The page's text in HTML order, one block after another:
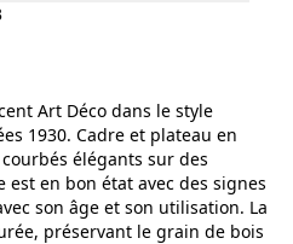
Art Déco dans le style
1930. Cadre et plateau en
élégants sur des
est en bon état avec des signes
son âge et son utilisation. La
préservant le grain de bois